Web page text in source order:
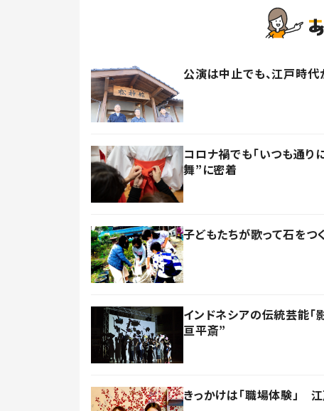
公演は中止でも、江戸時
コロナ禍でも「いつも通
舞”に密着
子どもたちが歌って石をつ
インドネシアの伝統芸能
亘平斎”
きっかけは「職場体験」